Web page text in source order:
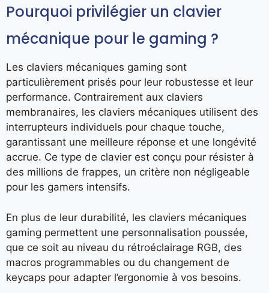
Pourquoi privilégier un clavier
mécanique pour le gaming ?
Les claviers mécaniques gaming sont
particulièrement prisés pour leur robustesse et leur
performance. Contrairement aux claviers
membranaires, les claviers mécaniques utilisent des
interrupteurs individuels pour chaque touche,
garantissant une meilleure réponse et une longévité
accrue. Ce type de clavier est conçu pour résister à
des millions de frappes, un critère non négligeable
pour les gamers intensifs.
En plus de leur durabilité, les claviers mécaniques
gaming permettent une personnalisation poussée,
que ce soit au niveau du rétroéclairage RGB, des
macros programmables ou du changement de
keycaps pour adapter l’ergonomie à vos besoins.